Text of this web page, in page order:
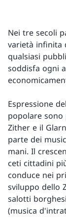
Nei tre secoli
varietà infinita
qualsiasi
soddisfa ogni
Espressione
popolare sono
Zither e il
parte dei
mani. Il
ceti cittadini
conduce nei
sviluppo dello
salotti
(musica